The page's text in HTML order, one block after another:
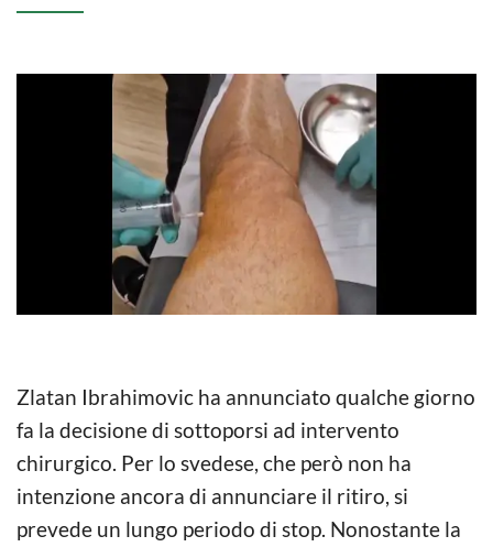
Zlatan Ibrahimovic ha annunciato qualche giorno
fa la decisione di sottoporsi ad intervento
chirurgico. Per lo svedese, che però non ha
intenzione ancora di annunciare il ritiro, si
prevede un lungo periodo di stop. Nonostante la